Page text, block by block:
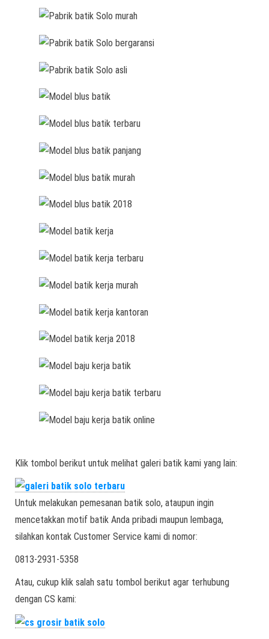
Klik tombol berikut untuk melihat galeri batik kami yang lain:
Untuk melakukan pemesanan batik solo, ataupun ingin
mencetakkan motif batik Anda pribadi maupun lembaga,
silahkan kontak Customer Service kami di nomor:
0813-2931-5358
Atau, cukup klik salah satu tombol berikut agar terhubung
dengan CS kami: